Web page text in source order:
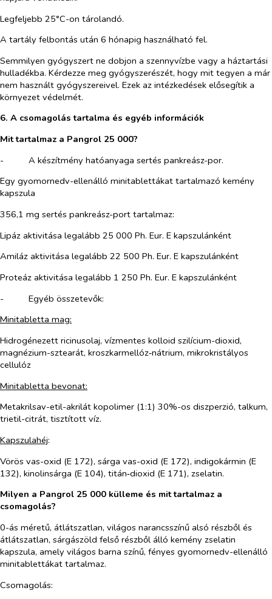
Legfeljebb 25°C-on tárolandó.
A tartály felbontás után 6 hónapig használható fel.
Semmilyen gyógyszert ne dobjon a szennyvízbe vagy a háztartási
hulladékba. Kérdezze meg gyógyszerészét, hogy mit tegyen a már
nem használt gyógyszereivel. Ezek az intézkedések elősegítik a
környezet védelmét.
6. A csomagolás tartalma és egyéb információk
Mit tartalmaz a Pangrol 25 000?
-​
A készítmény hatóanyaga sertés pankreász-por.
Egy gyomornedv-ellenálló minitablettákat tartalmazó kemény
kapszula
356,1 mg sertés pankreász-port tartalmaz:
Lipáz aktivitása legalább 25 000 Ph. Eur. E kapszulánként
Amiláz aktivitása legalább 22 500 Ph. Eur. E kapszulánként
Proteáz aktivitása legalább 1 250 Ph. Eur. E kapszulánként
-​
Egyéb összetevők:
Minitabletta mag:
Hidrogénezett ricinusolaj, vízmentes kolloid szilícium-dioxid,
magnézium-sztearát, kroszkarmellóz‑nátrium, mikrokristályos
cellulóz
Minitabletta bevonat:
Metakrilsav-etil-akrilát kopolimer (1:1) 30%-os diszperzió, talkum,
trietil-citrát, tisztított víz.
Kapszulahéj:
Vörös vas-oxid (E 172), sárga vas-oxid (E 172), indigokármin (E
132), kinolinsárga (E 104), titán‑dioxid (E 171), zselatin.
Milyen a Pangrol 25 000 külleme és mit tartalmaz a
csomagolás?
0-ás méretű, átlátszatlan, világos narancsszínű alsó részből és
átlátszatlan, sárgászöld felső részből álló kemény zselatin
kapszula, amely világos barna színű, fényes gyomornedv-ellenálló
minitablettákat tartalmaz.
Csomagolás: